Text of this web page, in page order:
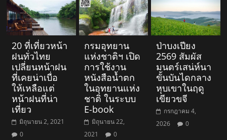
20 ที่เที่ยวหน้า
ฝนทั่วไทย
เปลี่ยนหน้าฝน
ที่เคยน่าเบื่อ
ให้เหลือแต่
หน้าฝนที่น่า
เที่ยว
มิถุนายน 2, 2021
0
กรมอุทยาน
แห่งชาติฯ เปิด
การใช้งาน
หนังสือน้ำตก
ในอุทยานแห่ง
ชาติ ในระบบ
E-book
มิถุนายน 22,
2021
0
ป่าบงเปียง
2569 สัมผัส
มนตร์เสน่ห์นา
ขั้นบันไดกลาง
หุบเขาในฤดู
เขียวขจี
กรกฎาคม 4,
2026
0